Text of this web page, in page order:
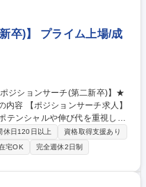
卒)】 プライム上場/成
テンシャルや伸び代を重視した
特定の業務からスタートするこ
休日120日以上
資格取得支援あり
宅OK
完全週休2日制